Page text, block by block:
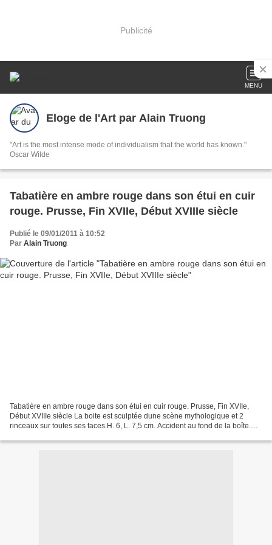
Publicité
MENU
Eloge de l'Art par Alain Truong
"Art is the most intense mode of individualism that the world has known."
Oscar Wilde
Tabatière en ambre rouge dans son étui en cuir
rouge. Prusse, Fin XVIIe, Début XVIIIe siècle
Publié le 09/01/2011 à 10:52
Par Alain Truong
Tabatière en ambre rouge dans son étui en cuir rouge. Prusse, Fin XVIIe,
Début XVIIIe siècle La boite est sculptée dune scène mythologique et 2
rinceaux sur toutes ses faces.H. 6, L. 7,5 cm. Accident au fond de la boîte.